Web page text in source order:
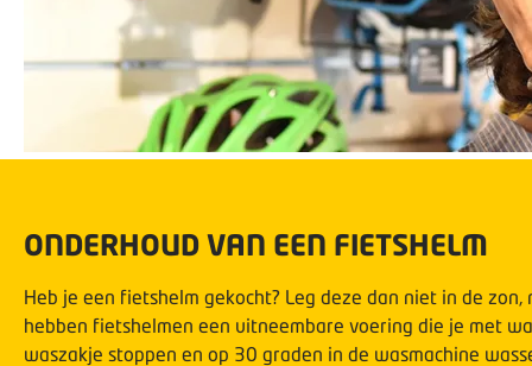
ONDERHOUD VAN EEN FIETSHELM
Heb je een fietshelm gekocht? Leg deze dan niet in de
hebben fietshelmen een uitneembare voering die je met
waszakje stoppen en op 30 graden in de wasmachine